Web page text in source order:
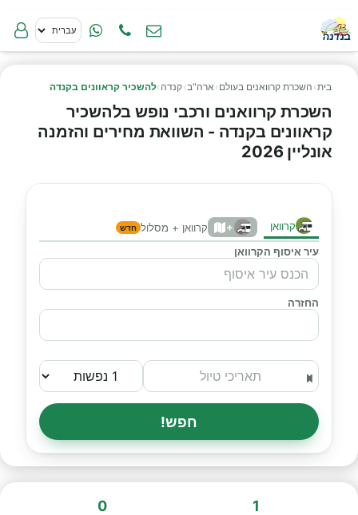
בית› השכרת קרוואנים בעולם › ארה"ב›קנדה ›להשכיר קראוונים בקנדה
השכרת קרוואנים ורכבי נופש בלהשכיר
קראוונים בקנדה - השוואת מחירים והזמנה
אונליין 2026
קרוואן + קרוואן + מסלול חדש
עיר איסוף הקרוואן
החזרה
חפש!
1
0